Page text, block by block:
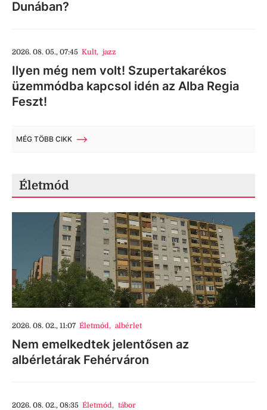
Dunában?
2026. 08. 05., 07:45 Kult, jazz
Ilyen még nem volt! Szupertakarékos
üzemmódba kapcsol idén az Alba Regia
Feszt!
MÉG TÖBB CIKK
Életmód
2026. 08. 02., 11:07 Életmód, albérlet
Nem emelkedtek jelentősen az
albérletárak Fehérváron
2026. 08. 02., 08:35 Életmód, tábor